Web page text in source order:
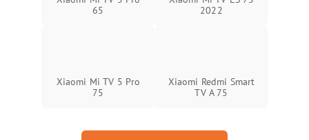
65
2022
Xiaomi Mi TV 5 Pro
75
Xiaomi Redmi Smart
TV A 75